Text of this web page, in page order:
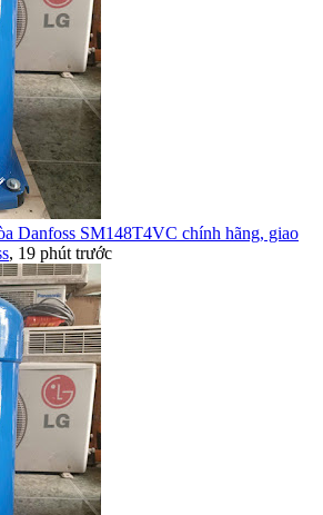
Danfoss SM148T4VC chính hãng, giao
, 19 phút trước